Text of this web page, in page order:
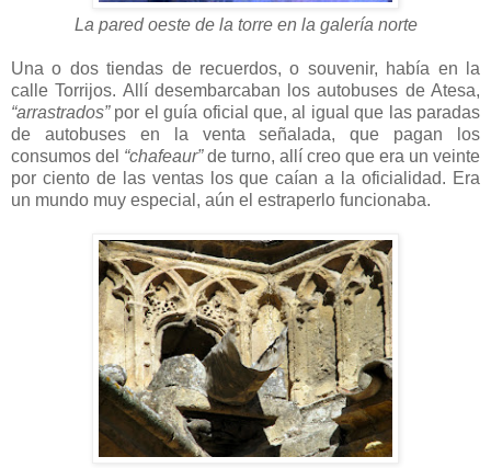
La pared oeste de la torre en la galería norte
Una o dos tiendas de recuerdos, o souvenir, había en la
calle Torrijos. Allí desembarcaban los autobuses de Atesa,
“arrastrados” por el guía oficial que, al igual que las paradas
de autobuses en la venta señalada, que pagan los
consumos del “chafeaur”de turno, allí creo que era un veinte
por ciento de las ventas los que caían a la oficialidad. Era
un mundo muy especial, aún el estraperlo funcionaba.